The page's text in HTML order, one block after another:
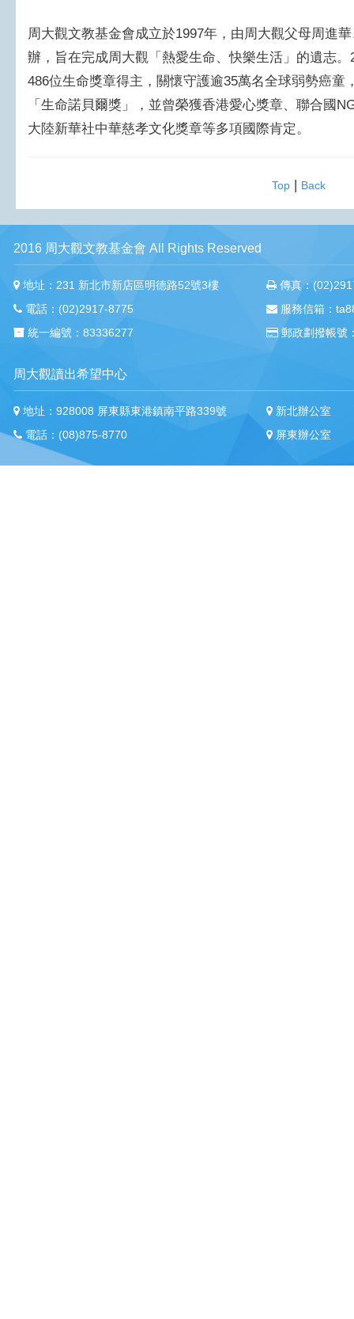
周大觀文教基金會成立於1997年，由周大觀父母周進
辦，旨在完成周大觀「熱愛生命、快樂生活」的遺志
486位生命獎章得主，關懷守護逾35萬名全球弱勢癌童
「生命諾貝爾獎」，並曾榮獲香港愛心獎章、聯合國
大陸新華社中華慈孝文化獎章等多項國際肯定。
Top| Back
2016 周大觀文教基金會 All Rights Reserved
地址：231 新北市新店區明德路52號3樓
電話：(02)2917-8775
統一編號：83336277
傳真：
服務信箱：
郵政劃撥帳號
周大觀讀出希望中心
地址：928008 屏東縣東港鎮南平路339號
電話：(08)875-8770
新北辦公室
屏東辦公室